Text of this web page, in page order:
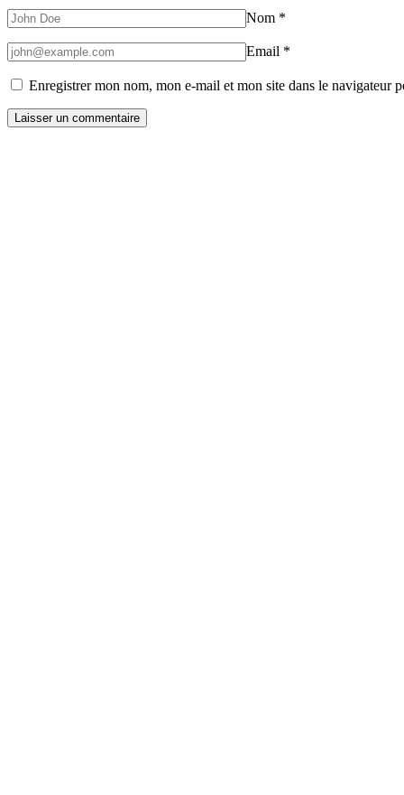
Nom *
Email *
Enregistrer mon nom, mon e-mail et mon site dans le navigateur